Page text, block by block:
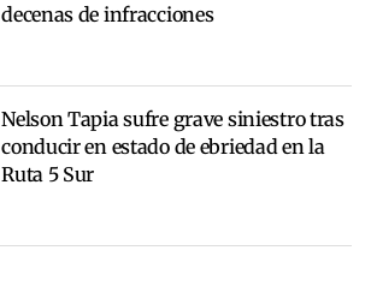
decenas de infracciones
Nelson Tapia sufre grave siniestro tras
conducir en estado de ebriedad en la
Ruta 5 Sur